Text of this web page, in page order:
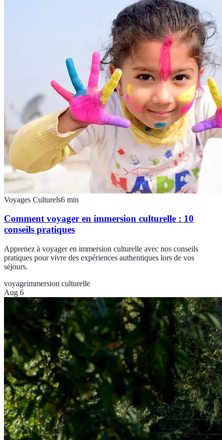
Voyages Culturels6 min
Comment voyager en immersion culturelle : 10
conseils pratiques
Apprenez à voyager en immersion culturelle avec nos conseils
pratiques pour vivre des expériences authentiques lors de vos
séjours.
voyageimmersion culturelle
Aug 6